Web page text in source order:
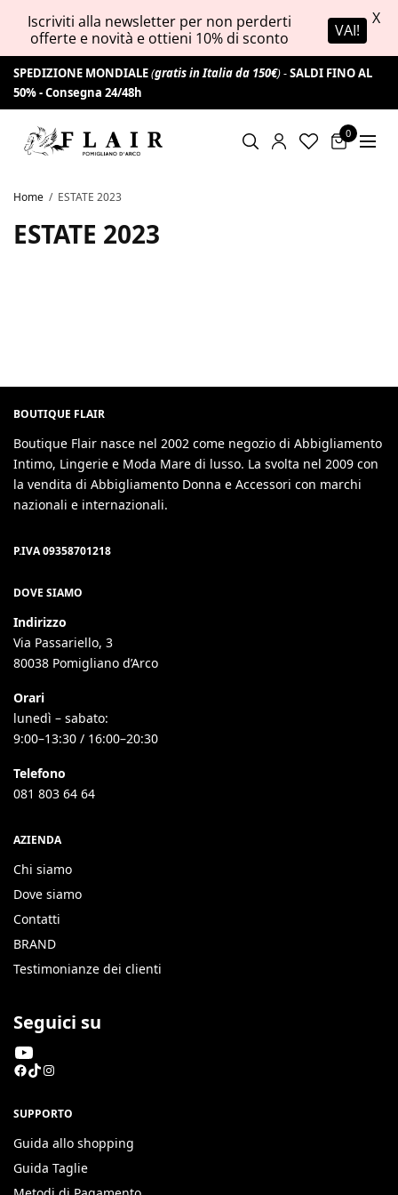
SPEDIZIONE MONDIALE(gratis in Italia da 150€) -SALDI FINO AL
50% -Consegna 24/48h
0
Home ESTATE 2023
ESTATE 2023
BOUTIQUE FLAIR
Boutique Flair nasce nel 2002 come negozio di Abbigliamento
Intimo, Lingerie e Moda Mare di lusso. La svolta nel 2009 con
la vendita di Abbigliamento Donna e Accessori con marchi
nazionali e internazionali.
P.IVA 09358701218
DOVE SIAMO
Indirizzo
Via Passariello, 3
80038 Pomigliano d’Arco
Orari
lunedì – sabato:
9:00–13:30 / 16:00–20:30
Telefono
081 803 64 64
AZIENDA
Chi siamo
Dove siamo
Contatti
BRAND
Testimonianze dei clienti
Seguici su
SUPPORTO
Guida allo shopping
Guida Taglie
Iscriviti alla newsletter per non perderti
offerte e novità e ottieni 10% di sconto
VAI!
X